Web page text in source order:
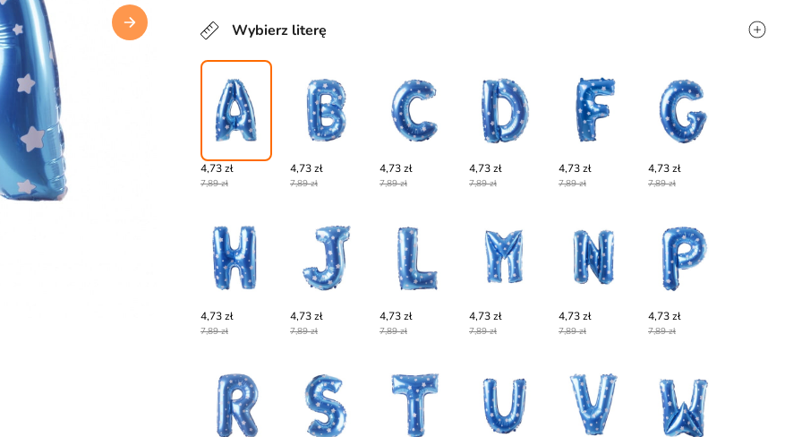
Wybierz literę
4,73 zł
7,89 zł
4,73 zł
7,89 zł
4,73 zł
7,89 zł
4,73 zł
7,89 zł
4,73 zł
7,89 zł
4,73 zł
7,89 zł
4,73 zł
7,89 zł
4,73 zł
7,89 zł
4,73 zł
7,89 zł
4,73 zł
7,89 zł
4,73 zł
7,89 zł
4,73 zł
7,89 zł